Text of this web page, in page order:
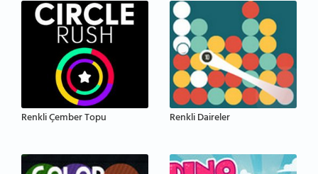
Renkli Çember Topu Renkli Daireler